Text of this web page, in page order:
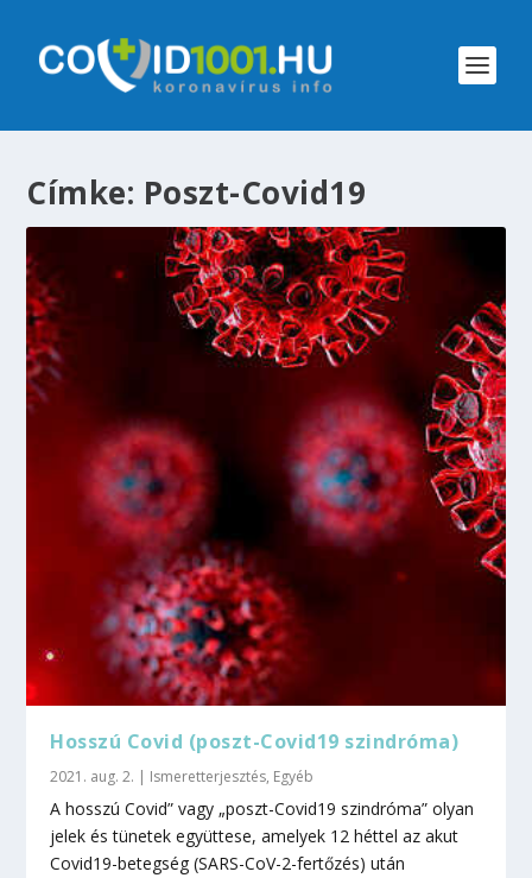
Címke: Poszt-Covid19
Hosszú Covid (poszt-Covid19 szindróma)
2021. aug. 2. | Ismeretterjesztés, Egyéb
A hosszú Covid” vagy „poszt-Covid19 szindróma” olyan
jelek és tünetek együttese, amelyek 12 héttel az akut
Covid19-betegség (SARS-CoV-2-fertőzés) után